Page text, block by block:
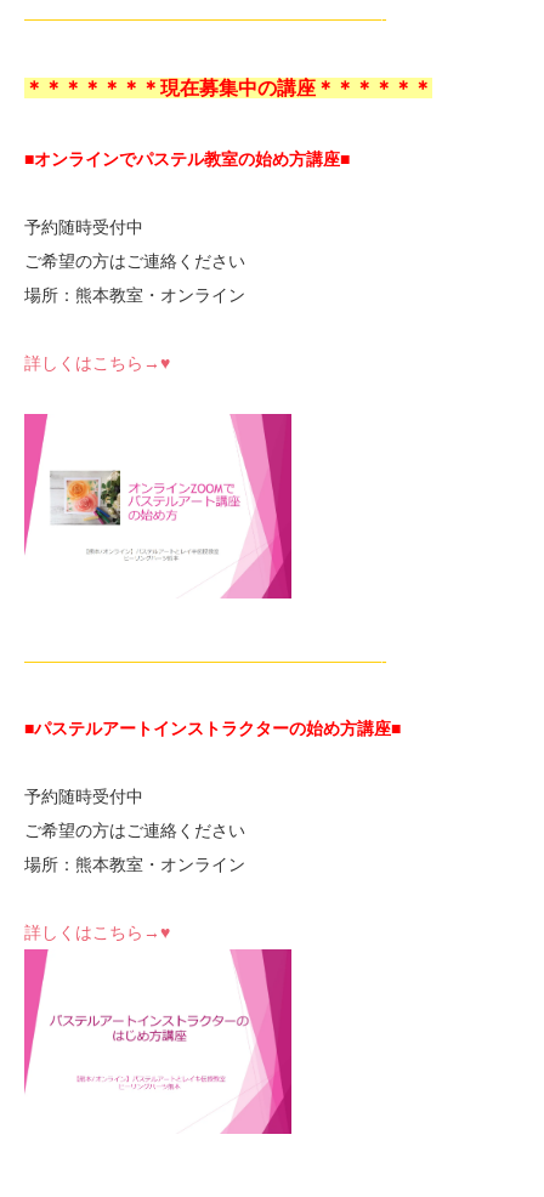
—————————————————————-
＊＊＊＊＊＊＊現在募集中の講座＊＊＊＊＊＊
■オンラインでパステル教室の始め方講座■
予約随時受付中
ご希望の方はご連絡ください
場所：熊本教室・オンライン
詳しくはこちら→♥
—————————————————————-
■パステルアートインストラクターの始め方講座■
予約随時受付中
ご希望の方はご連絡ください
場所：熊本教室・オンライン
詳しくはこちら→♥